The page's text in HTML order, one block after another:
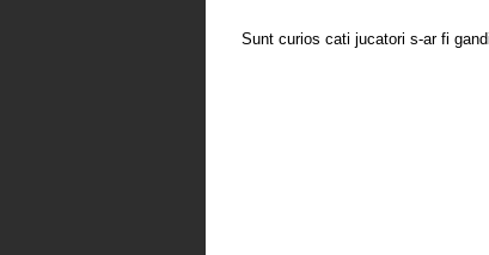
Sunt curios cati jucatori s-ar fi